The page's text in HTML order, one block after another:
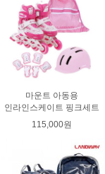
마운트 아동용
인라인스케이트 핑크세트
115,000원